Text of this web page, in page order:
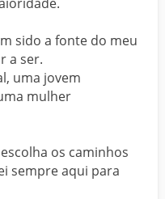
sido a fonte do meu
a ser.
uma jovem
mulher
os caminhos
sempre aqui para